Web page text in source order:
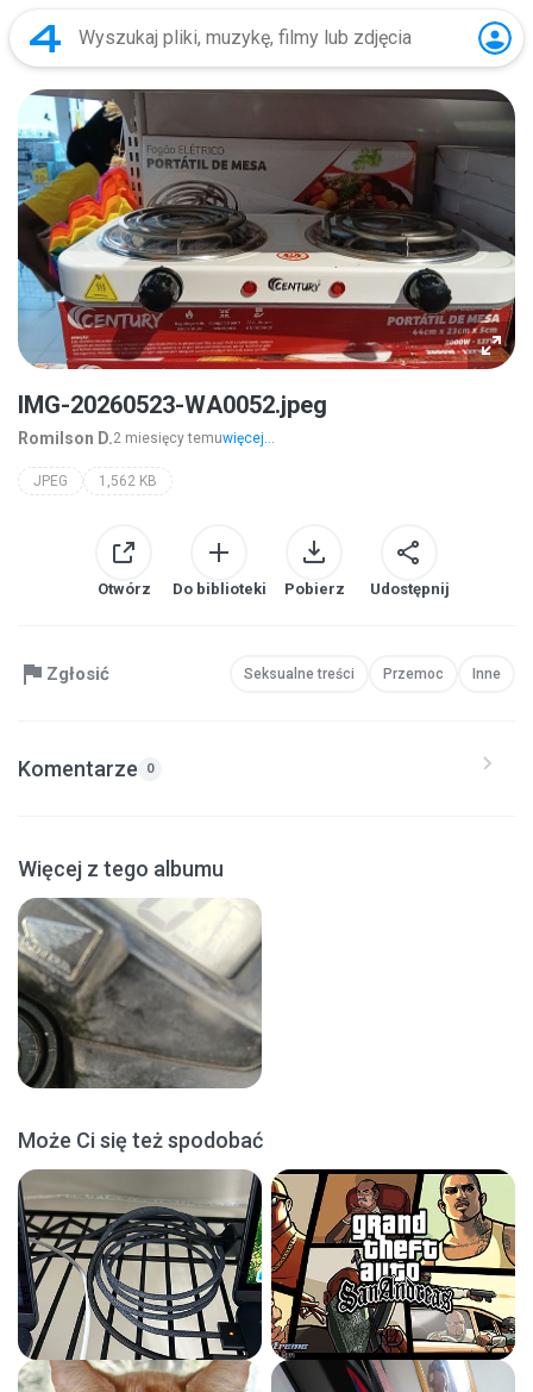
IMG-20260523-WA0052.jpeg
Romilson D.2 miesięcy temuwięcej...
JPEG 1,562 KB
Otwórz Do biblioteki Pobierz Udostępnij
Zgłosić Seksualne treści Przemoc Inne
Komentarze 0
Więcej z tego albumu
Może Ci się też spodobać